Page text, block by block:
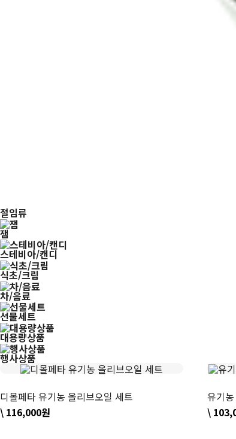
절임류
잼
스테비아/캔디
식초/크림
차/음료
선물세트
대용량상품
행사상품
디몰페타 유기농 올리브오일 세트
\ 116,000원
유기
\